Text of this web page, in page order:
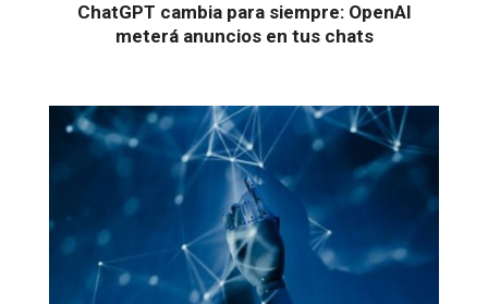
ChatGPT cambia para siempre: OpenAI
meterá anuncios en tus chats